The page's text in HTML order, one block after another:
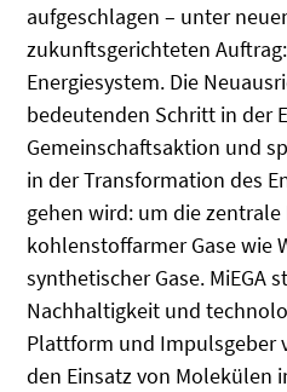
aufgeschlagen – unter
zukunftsgerichteten
Energiesystem. Die
bedeutenden Schritt in der
Gemeinschaftsaktion und
in der Transformation des
gehen wird: um die
kohlenstoffarmer Gase wie
synthetischer Gase. MiEGA
Nachhaltigkeit und
Plattform und Impulsgeber
den Einsatz von Molekülen